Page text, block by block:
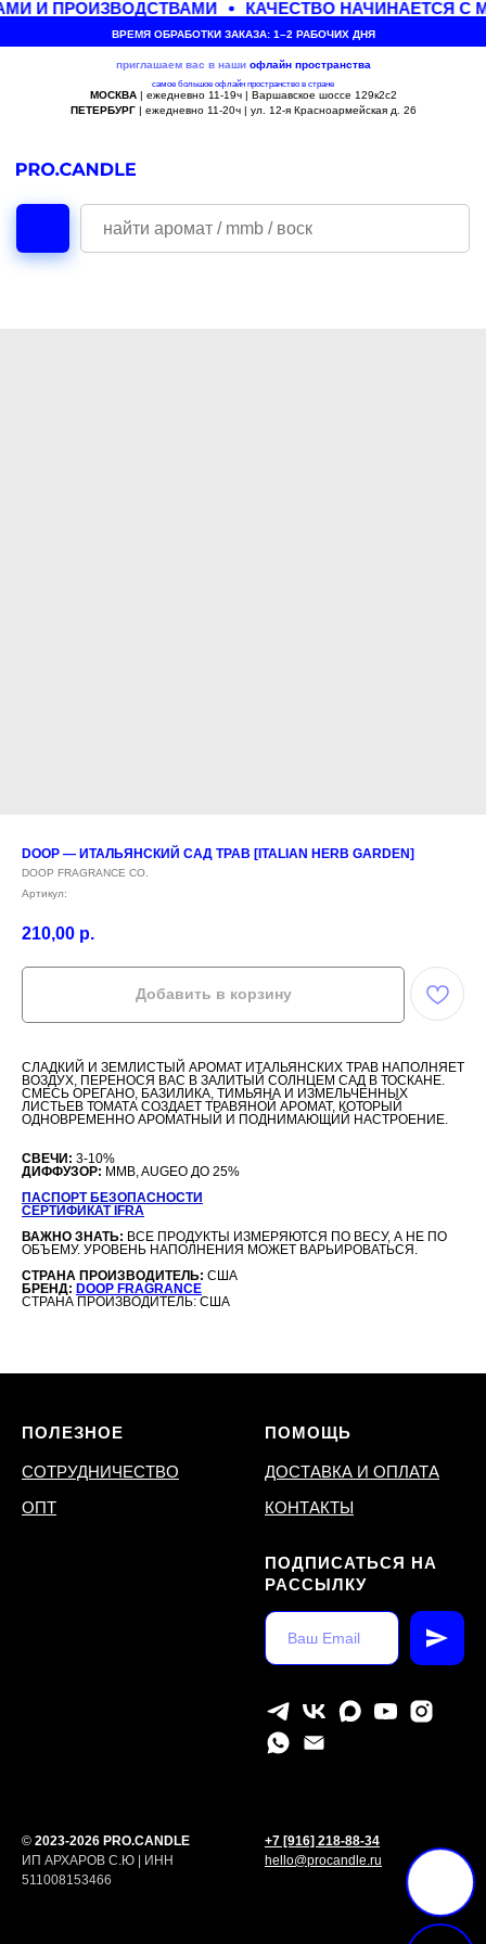
И ПРОИЗВОДСТВАМИ КАЧЕСТВО НАЧИНАЕТСЯ С
ВРЕМЯ ОБРАБОТКИ ЗАКАЗА: 1–2 РАБОЧИХ ДНЯ
приглашаем вас в наши офлайн пространства
самое большое офлайн пространство в стране
МОСКВА| ежедневно 11-19ч | Варшавское шоссе 129к2с2
ПЕТЕРБУРГ| ежедневно 11-20ч | ул. 12-я Красноармейская д. 26
DOOP — ИТАЛЬЯНСКИЙ САД ТРАВ [ITALIAN HERB GARDEN]
DOOP FRAGRANCE CO.
Артикул:
210,00 р.
Добавить в корзину
СЛАДКИЙ И ЗЕМЛИСТЫЙ АРОМАТ ИТАЛЬЯНСКИХ ТРАВ НАПОЛНЯЕТ
ВОЗДУХ, ПЕРЕНОСЯ ВАС В ЗАЛИТЫЙ СОЛНЦЕМ САД В ТОСКАНЕ.
СМЕСЬ ОРЕГАНО, БАЗИЛИКА, ТИМЬЯНА И ИЗМЕЛЬЧЕННЫХ
ЛИСТЬЕВ ТОМАТА СОЗДАЕТ ТРАВЯНОЙ АРОМАТ, КОТОРЫЙ
ОДНОВРЕМЕННО АРОМАТНЫЙ И ПОДНИМАЮЩИЙ НАСТРОЕНИЕ.
СВЕЧИ: 3-10%
ДИФФУЗОР: MMB, AUGEO ДО 25%
ПАСПОРТ БЕЗОПАСНОСТИ
СЕРТИФИКАТ IFRA
ВАЖНО ЗНАТЬ: ВСЕ ПРОДУКТЫ ИЗМЕРЯЮТСЯ ПО ВЕСУ, А НЕ ПО
ОБЪЕМУ. УРОВЕНЬ НАПОЛНЕНИЯ МОЖЕТ ВАРЬИРОВАТЬСЯ.
СТРАНА ПРОИЗВОДИТЕЛЬ: США
БРЕНД: DOOP FRAGRANCE
СТРАНА ПРОИЗВОДИТЕЛЬ: США
ПОЛЕЗНОЕ
СОТРУДНИЧЕСТВО
ОПТ
ПОМОЩЬ
ДОСТАВКА И ОПЛАТА
КОНТАКТЫ
ПОДПИСАТЬСЯ НА
РАССЫЛКУ
© 2023-2026 PRO.CANDLE
ИП АРХАРОВ С.Ю | ИНН
511008153466
+7 [916] 218-88-34
hello@procandle.ru